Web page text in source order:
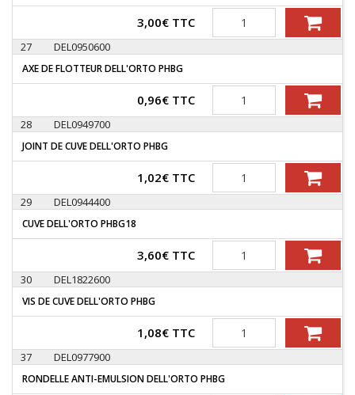
3,00€ TTC Quantité
27 DEL0950600
AXE DE FLOTTEUR DELL'ORTO PHBG
0,96€ TTC Quantité
28 DEL0949700
JOINT DE CUVE DELL'ORTO PHBG
1,02€ TTC Quantité
29 DEL0944400
CUVE DELL'ORTO PHBG18
3,60€ TTC Quantité
30 DEL1822600
VIS DE CUVE DELL'ORTO PHBG
1,08€ TTC Quantité
37 DEL0977900
RONDELLE ANTI-EMULSION DELL'ORTO PHBG